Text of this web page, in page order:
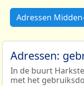
Adressen
Adressen:
In de buurt
met het